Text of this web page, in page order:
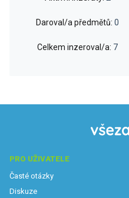
Daroval/a předmětů: 0
Celkem inzeroval/a: 7
PRO UŽIVATELE
Časté otázky
Diskuze